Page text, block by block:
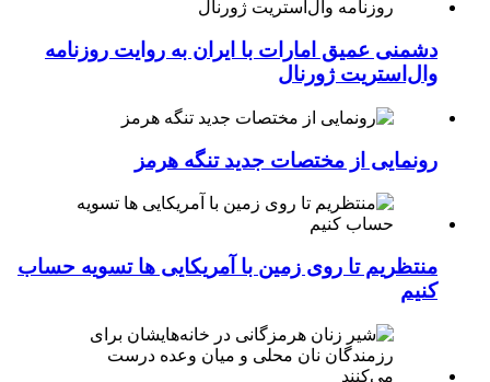
دشمنی عمیق امارات با ایران به روایت روزنامه
وال‌استریت ژورنال
رونمایی از مختصات جدید تنگه هرمز
منتظریم تا روی زمین با آمریکایی ها تسویه حساب
کنیم